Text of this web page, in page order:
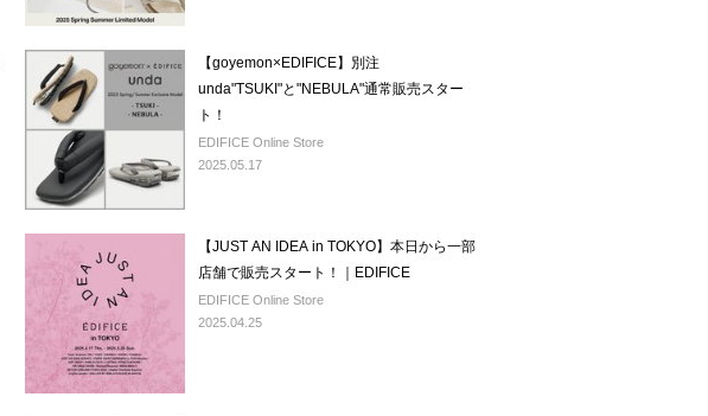
【goyemon×EDIFICE】別注
unda"TSUKI"と"NEBULA"通常販売スター
ト！
EDIFICE Online Store
2025.05.17
【JUST AN IDEA in TOKYO】本日から一部
店舗で販売スタート！｜EDIFICE
EDIFICE Online Store
2025.04.25